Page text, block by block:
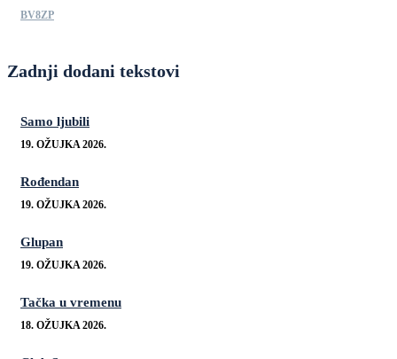
BV8ZP
Zadnji dodani tekstovi
Samo ljubili
19. OŽUJKA 2026.
Rođendan
19. OŽUJKA 2026.
Glupan
19. OŽUJKA 2026.
Tačka u vremenu
18. OŽUJKA 2026.